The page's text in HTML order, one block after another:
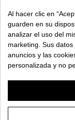
ACERCA DE
AYUDA
INFORMACIÓN
Al hacer clic en
guarden en su
analizar el uso del
marketing. Sus
anuncios y las
personalizada y no